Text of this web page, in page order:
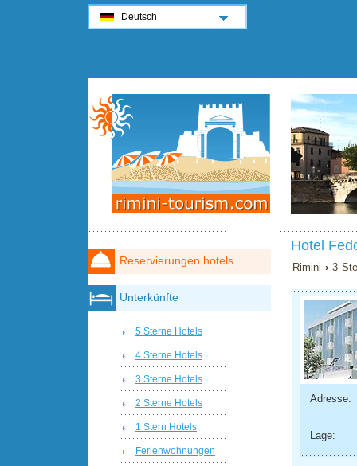
Hotel
Rimini ›3
Adresse:
Lage:
Reservierungen hotels
Unterkünfte
5 Sterne Hotels
4 Sterne Hotels
3 Sterne Hotels
2 Sterne Hotels
1 Stern Hotels
Ferienwohnungen
Deutsch